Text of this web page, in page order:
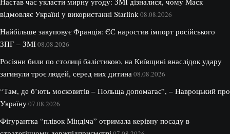
відмовляє Україні у використанні Starlink 08.08.2026
Найбільше закуповує Франція: ЄС наростив імпорт російського
ЗПГ – ЗМІ08.08.2026
Росіяни били по столиці балістикою, на Київщині внаслідок удару
загинули троє людей, серед них дитина 08.08.2026
“Там, де б’ють московитів – Польща допомагає”, – Навроцький про
Україну07.08.2026
Фігурантка “плівок Міндіча” отримала керівну посаду в